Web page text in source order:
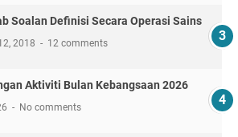
Soalan Definisi Secara Operasi Sains
2018 12 comments
Aktiviti Bulan Kebangsaan 2026
No comments